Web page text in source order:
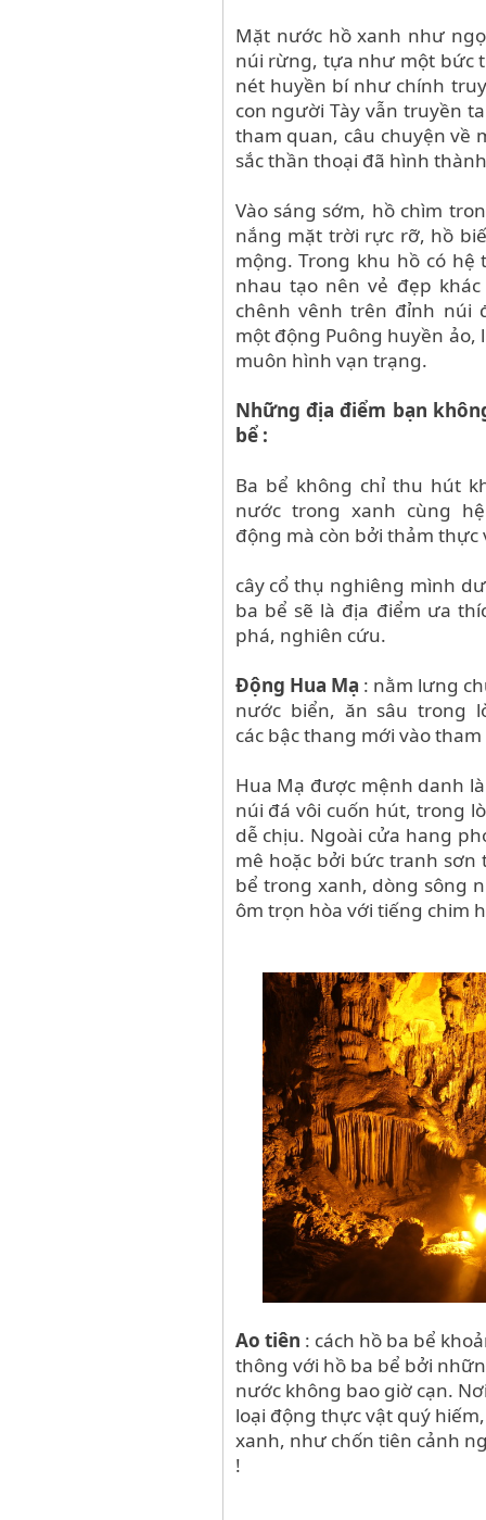
Mặt nước hồ xanh như
núi rừng, tựa như một bức
nét huyền bí như chính
con người Tày vẫn truyền
tham quan, câu chuyện về
sắc thần thoại đã hình
Vào sáng sớm, hồ chìm
nắng mặt trời rực rỡ, hồ
mộng. Trong khu hồ có
nhau tạo nên vẻ đẹp
chênh vênh trên đỉnh núi
một động Puông huyền
muôn hình vạn trạng.
Những địa điểm bạn
bể :
Ba bể không chỉ thu hút
nước trong xanh cùng
động mà còn bởi thảm
cây cổ thụ nghiêng mình
ba bể sẽ là địa điểm ưa
phá, nghiên cứu.
Động Hua Mạ : nằm lưng
nước biển, ăn sâu trong
các bậc thang mới vào
Hua Mạ được mệnh danh
núi đá vôi cuốn hút, trong
dễ chịu. Ngoài cửa hang
mê hoặc bởi bức tranh
bể trong xanh, dòng sông
ôm trọn hòa với tiếng chim
Ao tiên : cách hồ ba bể
thông với hồ ba bể bởi
nước không bao giờ cạn.
loại động thực vật quý
xanh, như chốn tiên cảnh
!